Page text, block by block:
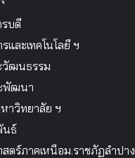
บดี
และเทคโนโลยี ฯ
วัฒนธรรม
พัฒนา
หาวิทยาลัย ฯ
นธ์
ตร์ภาคเหนือม.ราชภัฏลำปาง